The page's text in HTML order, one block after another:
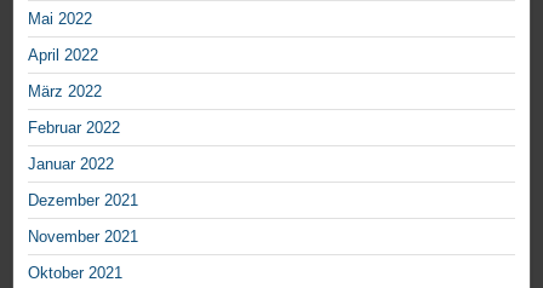
Mai 2022
April 2022
März 2022
Februar 2022
Januar 2022
Dezember 2021
November 2021
Oktober 2021